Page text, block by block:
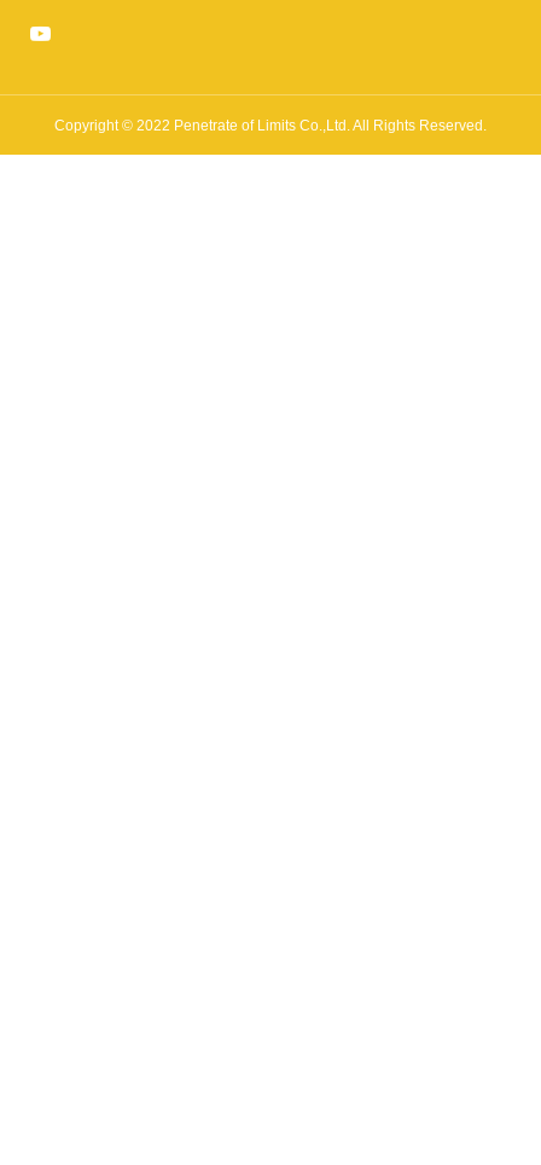
Copyright © 2022 Penetrate of Limits Co.,Ltd. All Rights Reserved.